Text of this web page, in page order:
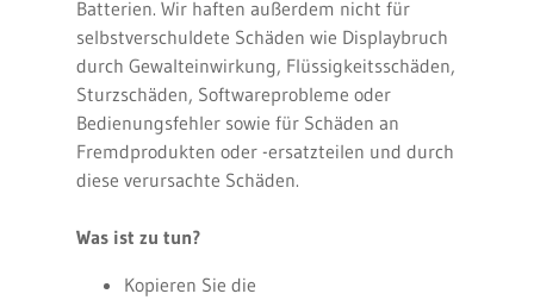
Batterien. Wir haften außerdem nicht für
selbstverschuldete Schäden wie Displaybruch
durch Gewalteinwirkung, Flüssigkeitsschäden,
Sturzschäden, Softwareprobleme oder
Bedienungsfehler sowie für Schäden an
Fremdprodukten oder -ersatzteilen und durch
diese verursachte Schäden.
Was ist zu tun?
Kopieren Sie die